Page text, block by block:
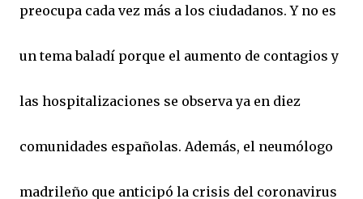
preocupa cada vez más a los ciudadanos. Y no es
un tema baladí porque el aumento de contagios y
las hospitalizaciones se observa ya en diez
comunidades españolas. Además, el neumólogo
madrileño que anticipó la crisis del coronavirus